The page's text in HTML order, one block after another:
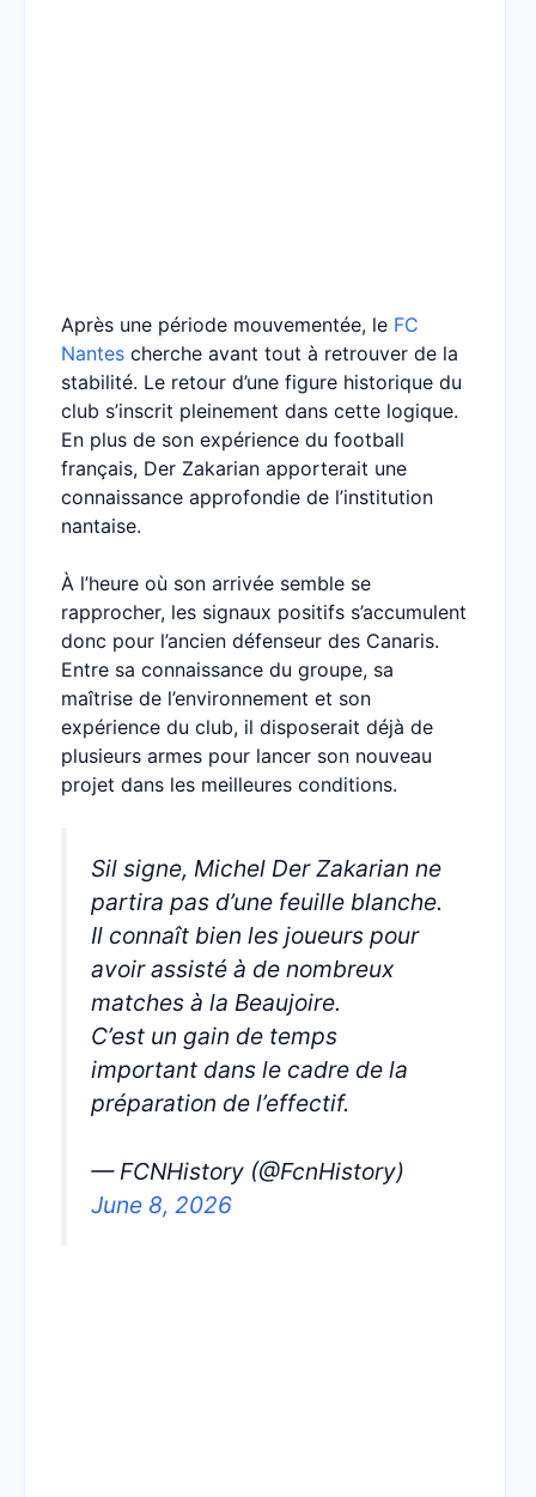
Après une période mouvementée, le FC
Nantes cherche avant tout à retrouver de la
stabilité. Le retour d’une figure historique du
club s’inscrit pleinement dans cette logique.
En plus de son expérience du football
français, Der Zakarian apporterait une
connaissance approfondie de l’institution
nantaise.
À l’heure où son arrivée semble se
rapprocher, les signaux positifs s’accumulent
donc pour l’ancien défenseur des Canaris.
Entre sa connaissance du groupe, sa
maîtrise de l’environnement et son
expérience du club, il disposerait déjà de
plusieurs armes pour lancer son nouveau
projet dans les meilleures conditions.
Sil signe, Michel Der Zakarian ne
partira pas d’une feuille blanche.
Il connaît bien les joueurs pour
avoir assisté à de nombreux
matches à la Beaujoire.
C’est un gain de temps
important dans le cadre de la
préparation de l’effectif.
— FCNHistory (@FcnHistory)
June 8, 2026